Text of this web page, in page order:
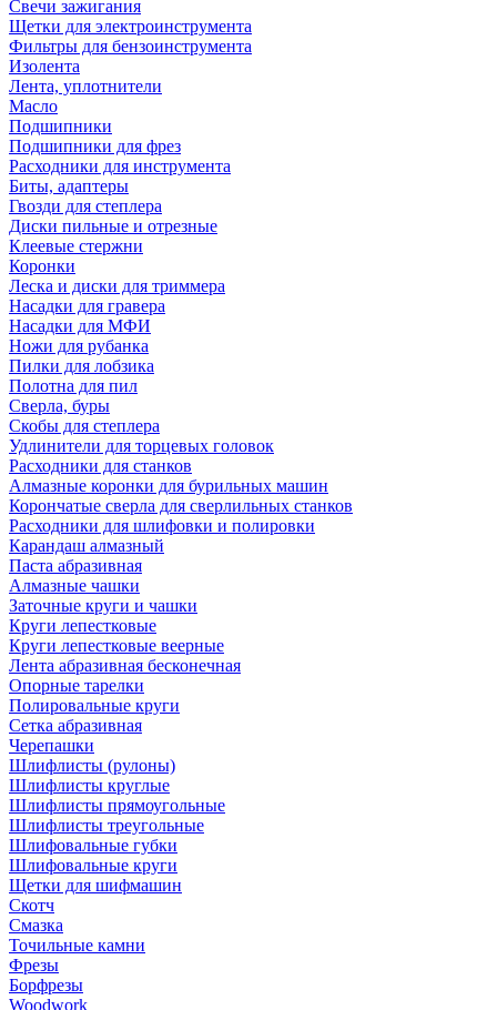
Свечи зажигания
Щетки для электроинструмента
Фильтры для бензоинструмента
Изолента
Лента, уплотнители
Масло
Подшипники
Подшипники для фрез
Расходники для инструмента
Биты, адаптеры
Гвозди для степлера
Диски пильные и отрезные
Клеевые стержни
Коронки
Леска и диски для триммера
Насадки для гравера
Насадки для МФИ
Ножи для рубанка
Пилки для лобзика
Полотна для пил
Сверла, буры
Скобы для степлера
Удлинители для торцевых головок
Расходники для станков
Алмазные коронки для бурильных машин
Корончатые сверла для сверлильных станков
Расходники для шлифовки и полировки
Карандаш алмазный
Паста абразивная
Алмазные чашки
Заточные круги и чашки
Круги лепестковые
Круги лепестковые веерные
Лента абразивная бесконечная
Опорные тарелки
Полировальные круги
Сетка абразивная
Черепашки
Шлифлисты (рулоны)
Шлифлисты круглые
Шлифлисты прямоугольные
Шлифлисты треугольные
Шлифовальные губки
Шлифовальные круги
Щетки для шифмашин
Скотч
Смазка
Точильные камни
Фрезы
Борфрезы
Woodwork